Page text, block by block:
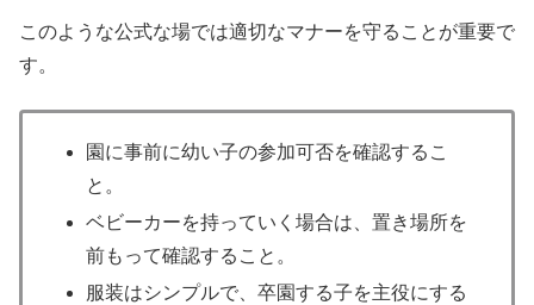
このような公式な場では適切なマナーを守ることが重要で
す。
園に事前に幼い子の参加可否を確認するこ
と。
ベビーカーを持っていく場合は、置き場所を
前もって確認すること。
服装はシンプルで、卒園する子を主役にする